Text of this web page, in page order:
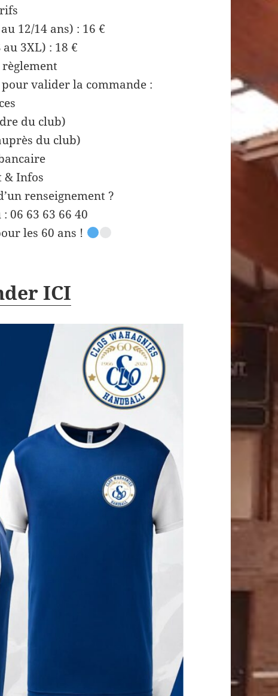
12/14 ans) : 16 €
3XL) : 18 €
valider la commande :
du club)
du club)
& Infos
renseignement ?
06 63 63 66 40
les 60 ans !
ICI